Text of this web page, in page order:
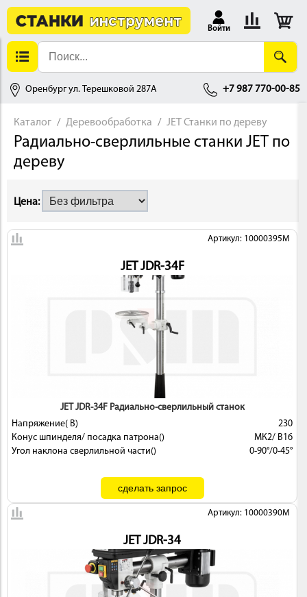
Войти
Оренбург ул. Терешковой 287А +7 987 770-00-85
Каталог Деревообработка JET Станки по дереву
Радиально-сверлильные станки JET по
дереву
Цена:
Артикул: 10000395M
JET JDR-34F
JET JDR-34F Радиально-сверлильный станок
Напряжение( В)
230
Конус шпинделя/ посадка патрона()
МК2/ В16
Угол наклона сверлильной части()
0-90°/0-45°
Артикул: 10000390M
JET JDR-34